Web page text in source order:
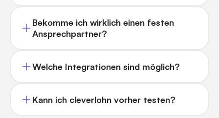
Bekomme ich wirklich einen festen
Ansprechpartner?
Welche Integrationen sind möglich?
Kann ich cleverlohn vorher testen?